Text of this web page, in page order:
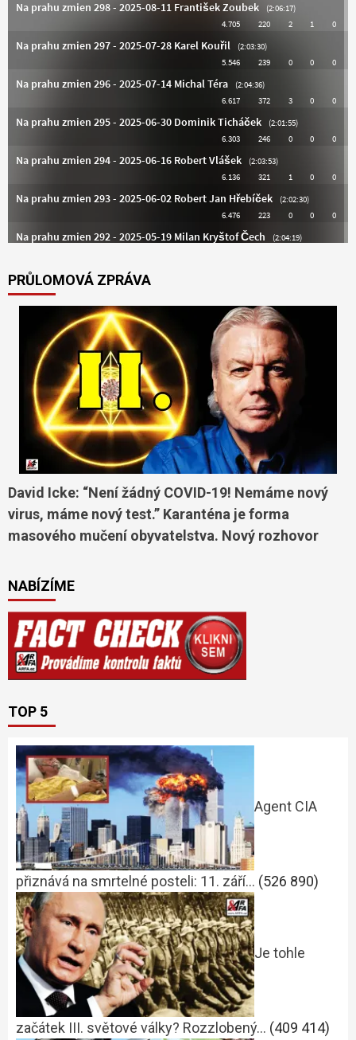
PRŮLOMOVÁ ZPRÁVA
David Icke: “Není žádný COVID-19! Nemáme nový
virus, máme nový test.” Karanténa je forma
masového mučení obyvatelstva. Nový rozhovor
NABÍZÍME
TOP 5
Agent CIA
přiznává na smrtelné posteli: 11. září… (526 890)
Je tohle
začátek III. světové války? Rozzlobený… (409 414)